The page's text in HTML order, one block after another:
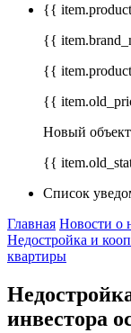
{{
{{
{{
{{
Новый объект
{{
Список
Главная Новости о
Недостройка и
квартиры
инвестора